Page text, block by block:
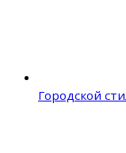
Городской